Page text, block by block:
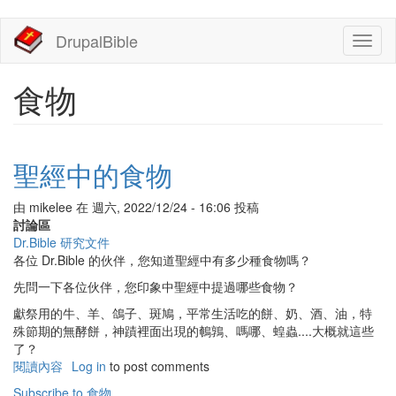
主
DrupalBible
食物
聖經中的食物
由 mikelee 在 週六, 2022/12/24 - 16:06 投稿
討論區
Dr.Bible 研究文件
各位 Dr.Bible 的伙伴，您知道聖經中有多少種食物嗎？
先問一下各位伙伴，您印象中聖經中提過哪些食物？
獻祭用的牛、羊、鴿子、斑鳩，平常生活吃的餅、奶、酒、油，特
殊節期的無酵餅，神蹟裡面出現的鵪鶉、嗎哪、蝗蟲....大概就這些
了？
閱讀內容 有Log in to post comments
Subscribe to 食物